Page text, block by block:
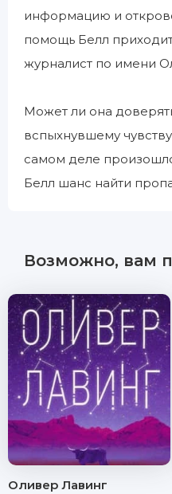
информацию и
помощь Белл
журналист по имени
Может ли она
вспыхнувшему
самом деле
Белл шанс найти
Возможно, вам
Оливер Лавинг